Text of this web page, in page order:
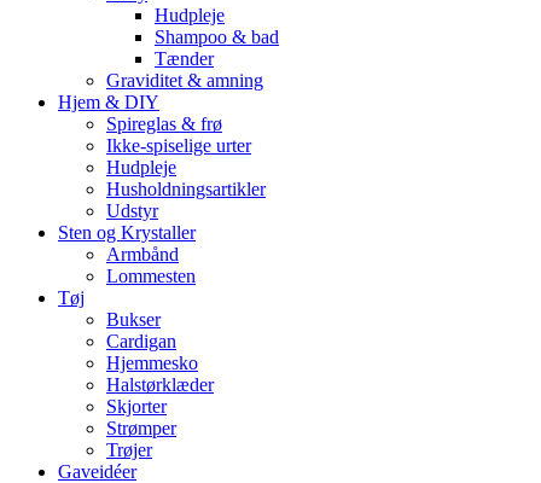
Hudpleje
Shampoo & bad
Tænder
Graviditet & amning
Hjem & DIY
Spireglas & frø
Ikke-spiselige urter
Hudpleje
Husholdningsartikler
Udstyr
Sten og Krystaller
Armbånd
Lommesten
Tøj
Bukser
Cardigan
Hjemmesko
Halstørklæder
Skjorter
Strømper
Trøjer
Gaveidéer